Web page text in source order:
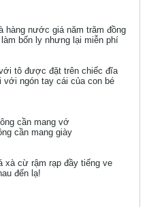
hàng nước giá năm trăm đồng
bốn ly nhưng lại miễn phí
tô được đặt trên chiếc đĩa
với ngón tay cái của con bé
cần mang vớ
cần mang giày
xà cừ rậm rạp đầy tiếng ve
đến lạ!